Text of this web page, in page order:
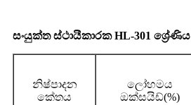
සංයුක්ත ස්ථායීකාරක HL-301 ශ්‍රේණිය
නිෂ්පාදන
කේතය
ලෝහමය
ඔක්සයිඩ්(%)